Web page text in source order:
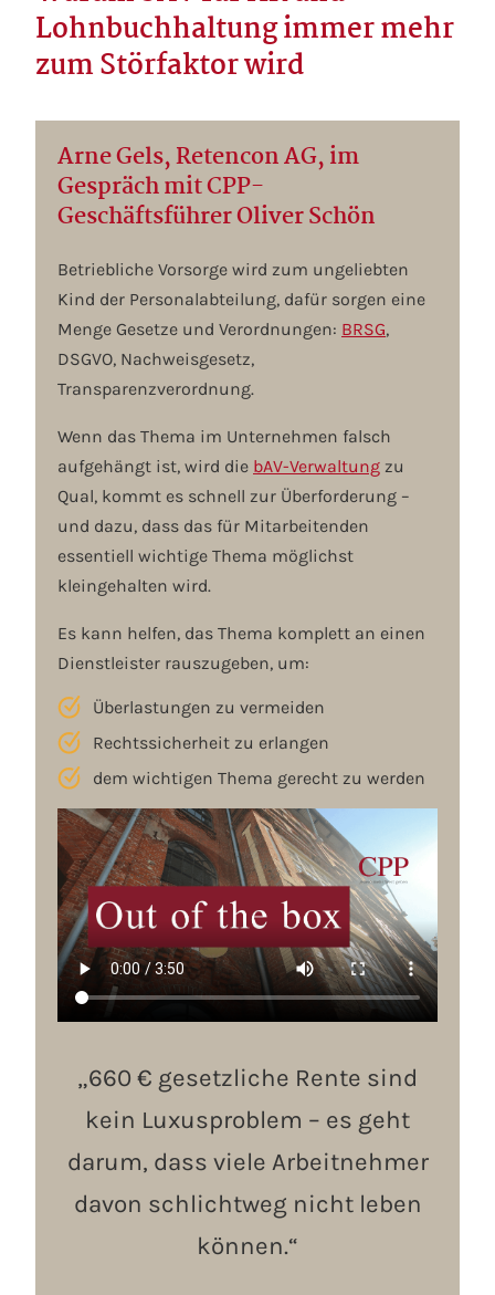
Lohnbuchhaltung immer mehr
zum Störfaktor wird
Arne Gels, Retencon AG, im
Gespräch mit CPP-
Geschäftsführer Oliver Schön
Betriebliche Vorsorge wird zum ungeliebten
Kind der Personalabteilung, dafür sorgen eine
Menge Gesetze und Verordnungen: BRSG,
DSGVO, Nachweisgesetz,
Transparenzverordnung.
Wenn das Thema im Unternehmen falsch
aufgehängt ist, wird die bAV-Verwaltung zu
Qual, kommt es schnell zur Überforderung –
und dazu, dass das für Mitarbeitenden
essentiell wichtige Thema möglichst
kleingehalten wird.
Es kann helfen, das Thema komplett an einen
Dienstleister rauszugeben, um:
Überlastungen zu vermeiden
Rechtssicherheit zu erlangen
dem wichtigen Thema gerecht zu werden
„660 € gesetzliche Rente sind
kein Luxusproblem – es geht
darum, dass viele Arbeitnehmer
davon schlichtweg nicht leben
können.“